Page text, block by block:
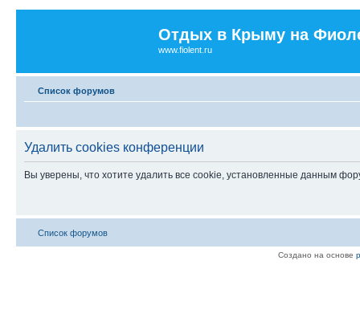
Отдых в Крыму на
www.fiolent.ru
Список форумов
Удалить cookies конференции
Вы уверены, что хотите удалить все cookie, установленные данным
Список форумов
Создано на основе